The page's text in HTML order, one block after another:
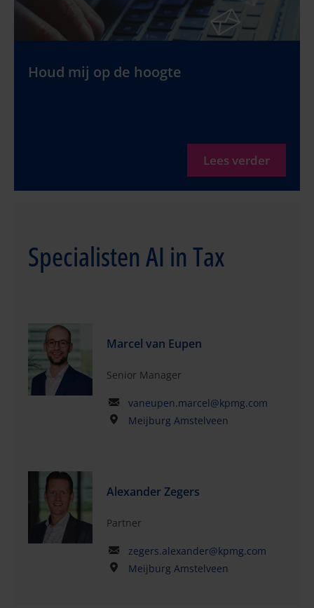
Houd mij op de hoogte
Lees verder
Specialisten AI in Tax
Marcel van Eupen
Senior Manager
vaneupen.marcel@kpmg.com
Meijburg Amstelveen
Alexander Zegers
Partner
zegers.alexander@kpmg.com
Meijburg Amstelveen